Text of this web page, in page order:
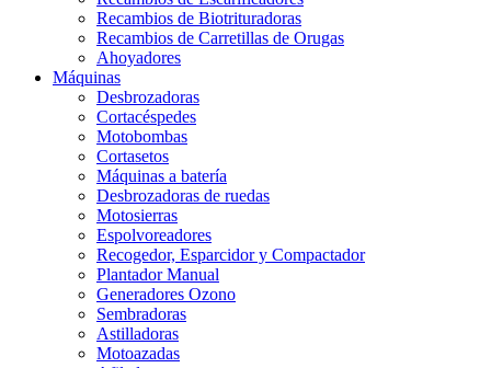
Recambios de Biotrituradoras
Recambios de Carretillas de Orugas
Ahoyadores
Máquinas
Desbrozadoras
Cortacéspedes
Motobombas
Cortasetos
Máquinas a batería
Desbrozadoras de ruedas
Motosierras
Espolvoreadores
Recogedor, Esparcidor y Compactador
Plantador Manual
Generadores Ozono
Sembradoras
Astilladoras
Motoazadas